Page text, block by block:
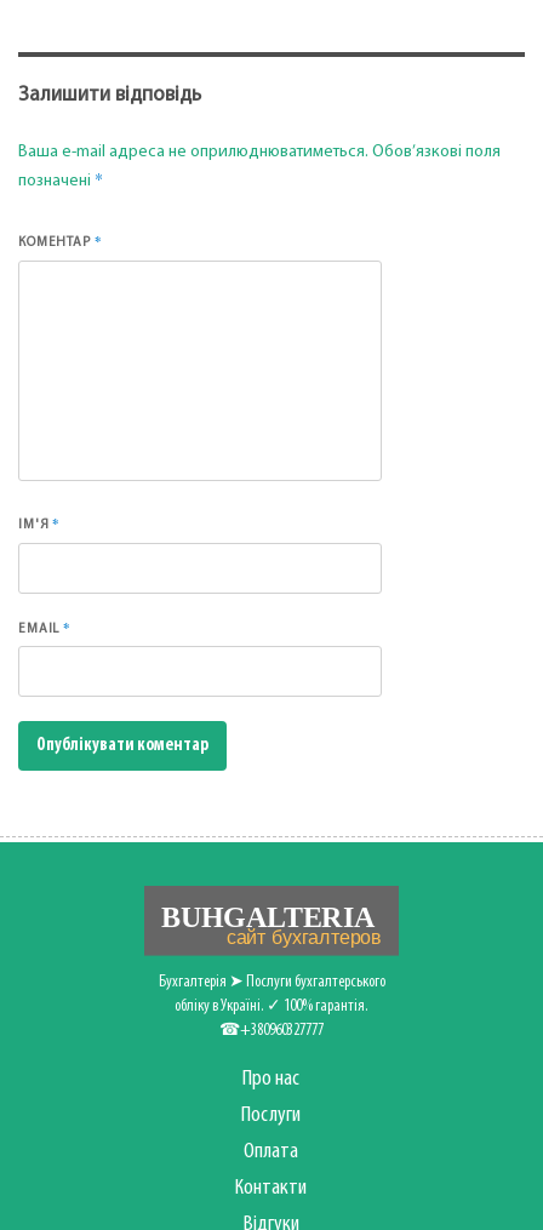
Залишити відповідь
Ваша e-mail адреса не оприлюднюватиметься. Обов’язкові поля
позначені *
КОМЕНТАР *
ІМ'Я*
EMAIL*
Бухгалтерія ➤ Послуги бухгалтерського
обліку в Україні. ✓ 100% гарантія.
☎+380960327777
Про нас
Послуги
Оплата
Контакти
Відгуки